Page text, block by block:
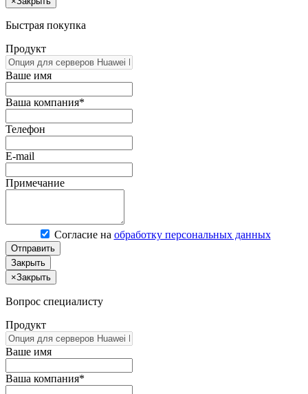
Быстрая покупка
Продукт
Ваше имя
Ваша компания*
Телефон
E-mail
Примечание
Согласие на обработку персональных данных
Отправить
Закрыть
×Закрыть
Вопрос специалисту
Продукт
Ваше имя
Ваша компания*